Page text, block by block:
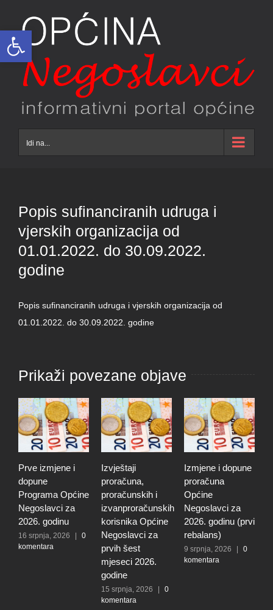
Open toolbar
content
Idi na...
Popis sufinanciranih udruga i
vjerskih organizacija od
01.01.2022. do 30.09.2022.
godine
Popis sufinanciranih udruga i vjerskih organizacija od
01.01.2022. do 30.09.2022. godine
Prikaži povezane objave
Prve izmjene i
dopune
Programa Općine
Negoslavci za
2026. godinu
16 srpnja, 2026
0
komentara
Izvještaji
proračuna,
proračunskih i
izvanproračunskih
korisnika Općine
Negoslavci za
prvih šest
mjeseci 2026.
godine
15 srpnja, 2026
0
komentara
Izmjene i dopune
proračuna
Općine
Negoslavci za
2026. godinu (prvi
rebalans)
9 srpnja, 2026
0
komentara